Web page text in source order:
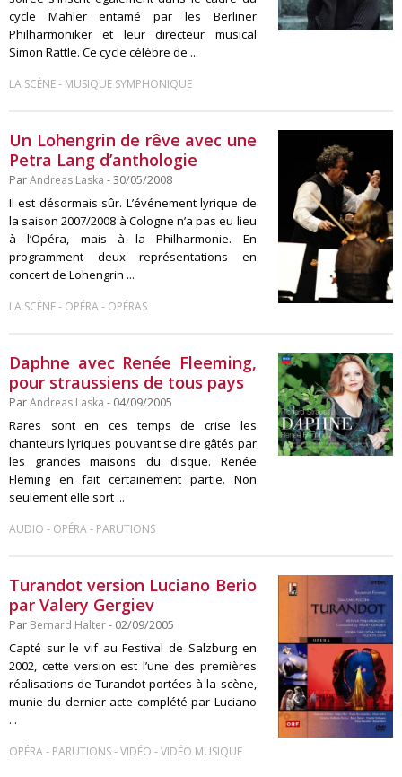
cycle Mahler entamé par les Berliner
Philharmoniker et leur directeur musical
Simon Rattle. Ce cycle célèbre de ...
LA SCÈNE- MUSIQUE SYMPHONIQUE
Un Lohengrin de rêve avec une
Petra Lang d’anthologie
ParAndreas Laska - 30/05/2008
Il est désormais sûr. L’événement lyrique de
la saison 2007/2008 à Cologne n’a pas eu lieu
à l’Opéra, mais à la Philharmonie. En
programment deux représentations en
concert de Lohengrin ...
LA SCÈNE- OPÉRA- OPÉRAS
Daphne avec Renée Fleeming,
pour straussiens de tous pays
ParAndreas Laska - 04/09/2005
Rares sont en ces temps de crise les
chanteurs lyriques pouvant se dire gâtés par
les grandes maisons du disque. Renée
Fleming en fait certainement partie. Non
seulement elle sort ...
AUDIO - OPÉRA- PARUTIONS
Turandot version Luciano Berio
par Valery Gergiev
Par Bernard Halter- 02/09/2005
Capté sur le vif au Festival de Salzburg en
2002, cette version est l’une des premières
réalisations de Turandot portées à la scène,
munie du dernier acte complété par Luciano
...
OPÉRA- PARUTIONS-VIDÉO -VIDÉO MUSIQUE